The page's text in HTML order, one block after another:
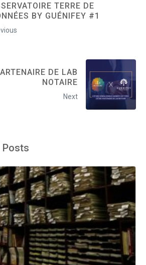
TERRE DE
BY GUÉNIFEY #1
DE LAB
NOTAIRE
Next
Posts